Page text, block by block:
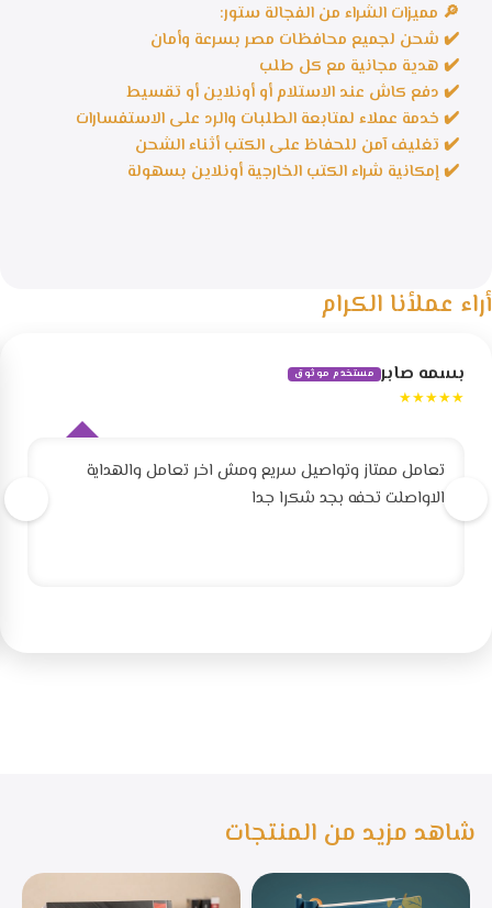
🔎 مميزات الشراء من الفجالة ستور:
✔️ شحن لجميع محافظات مصر بسرعة وأمان
✔️ هدية مجانية مع كل طلب
✔️ دفع كاش عند الاستلام أو أونلاين أو تقسيط
✔️ خدمة عملاء لمتابعة الطلبات والرد على الاستفسارات
✔️ تغليف آمن للحفاظ على الكتب أثناء الشحن
✔️ إمكانية شراء الكتب الخارجية أونلاين بسهولة
أراء عملأنا الكرام
بسمه صابر مستخدم موثوق
★★★★★
تعامل ممتاز وتواصيل سريع ومش اخر تعامل والهداية
الاواصلت تحفه بجد شكرا جدا
شاهد مزيد من المنتجات